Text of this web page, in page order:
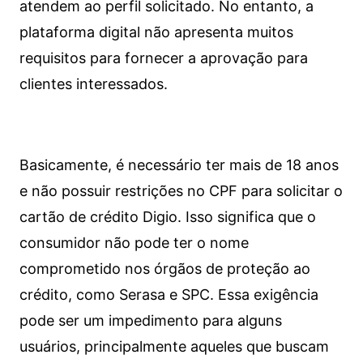
atendem ao perfil solicitado. No entanto, a
plataforma digital não apresenta muitos
requisitos para fornecer a aprovação para
clientes interessados.
Basicamente, é necessário ter mais de 18 anos
e não possuir restrições no CPF para solicitar o
cartão de crédito Digio. Isso significa que o
consumidor não pode ter o nome
comprometido nos órgãos de proteção ao
crédito, como Serasa e SPC. Essa exigência
pode ser um impedimento para alguns
usuários, principalmente aqueles que buscam